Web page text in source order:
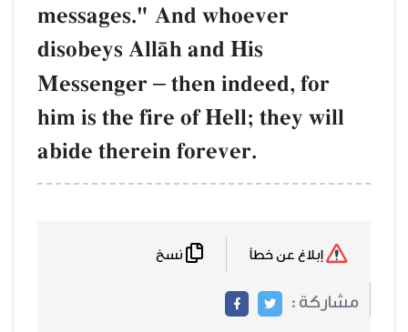
messages." And whoever
disobeys AllŒh and His
Messenger – then indeed, for
him is the fire of Hell; they will
abide therein forever.
مشاركة :